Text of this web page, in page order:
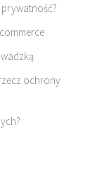
ochrony